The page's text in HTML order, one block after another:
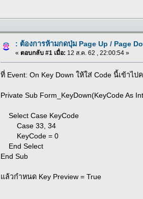
: ต้องการห้ามกดปุ่ม Page Up / Page
« ตอบกลับ #1 เมื่อ: 12 ส.ค. 62 , 22:00:54 »
ที่ Event: On Key Down ให้ใส่ Code นี้เข้าไป
Private Sub Form_KeyDown(KeyCode As
Select Case KeyCode
Case 33, 34
KeyCode = 0
End Select
End Sub
แล้วกำหนด Key Preview = True